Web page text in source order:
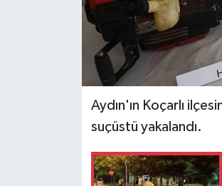
Aydın'ın Koçarlı
suçüstü yakalandı.